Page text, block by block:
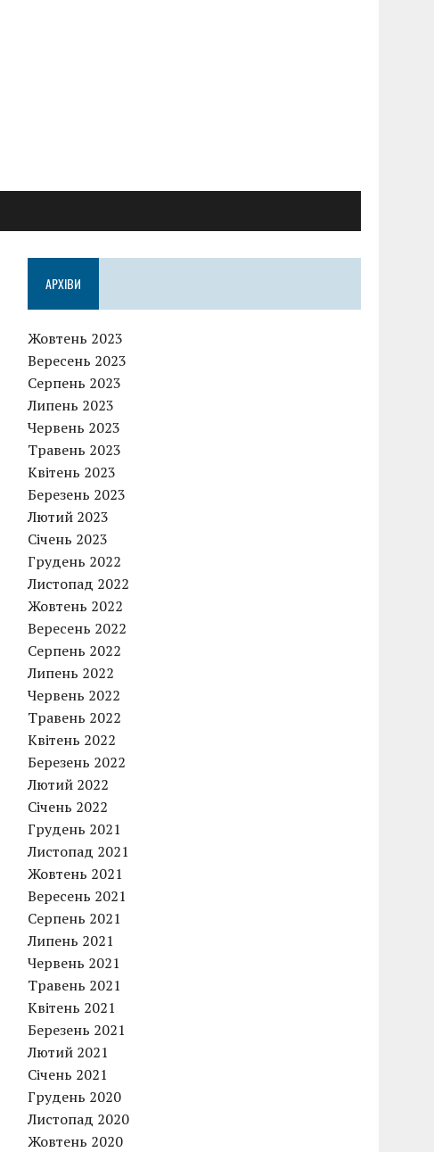
АРХІВИ
Жовтень 2023
Вересень 2023
Серпень 2023
Липень 2023
Червень 2023
Травень 2023
Квітень 2023
Березень 2023
Лютий 2023
Січень 2023
Грудень 2022
Листопад 2022
Жовтень 2022
Вересень 2022
Серпень 2022
Липень 2022
Червень 2022
Травень 2022
Квітень 2022
Березень 2022
Лютий 2022
Січень 2022
Грудень 2021
Листопад 2021
Жовтень 2021
Вересень 2021
Серпень 2021
Липень 2021
Червень 2021
Травень 2021
Квітень 2021
Березень 2021
Лютий 2021
Січень 2021
Грудень 2020
Листопад 2020
Жовтень 2020